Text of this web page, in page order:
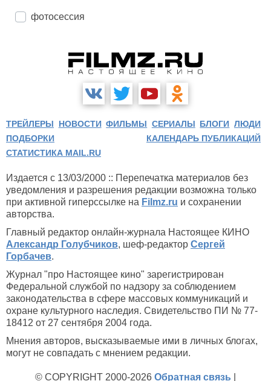
фотосессия
ТРЕЙЛЕРЫ НОВОСТИ ФИЛЬМЫ СЕРИАЛЫ БЛОГИ ЛЮДИ
ПОДБОРКИ
КАЛЕНДАРЬ ПУБЛИКАЦИЙ
СТАТИСТИКА MAIL.RU
Издается с 13/03/2000 :: Перепечатка материалов без
уведомления и разрешения редакции возможна только
при активной гиперссылке на Filmz.ru и сохранении
авторства.
Главный редактор онлайн-журнала Настоящее КИНО
Александр Голубчиков, шеф-редактор Сергей
Горбачев.
Журнал "про Настоящее кино" зарегистрирован
Федеральной службой по надзору за соблюдением
законодательства в сфере массовых коммуникаций и
охране культурного наследия. Свидетельство ПИ № 77-
18412 от 27 сентября 2004 года.
Мнения авторов, высказываемые ими в личных блогах,
могут не совпадать с мнением редакции.
© COPYRIGHT 2000-2026 Обратная связь